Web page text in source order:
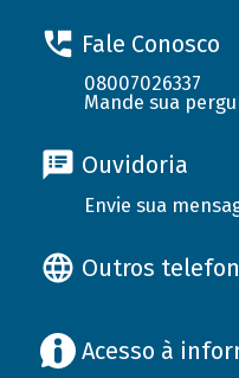
Fale Conosco
08007026337
Mande sua
Ouvidoria
Envie sua
Outros
Acesso à